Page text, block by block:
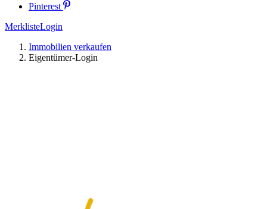
Pinterest
MerklisteLogin
Immobilien verkaufen
Eigentümer-Login